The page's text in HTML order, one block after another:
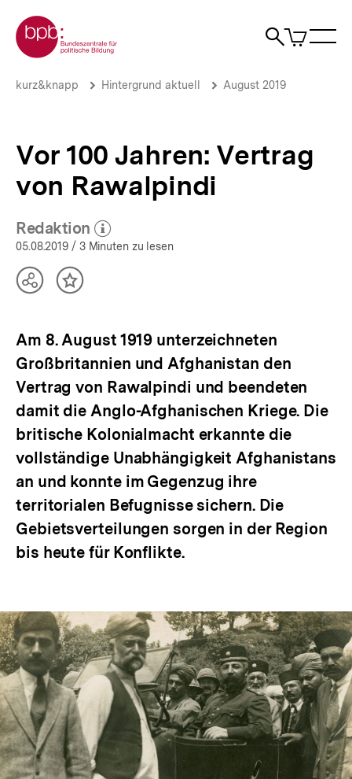
zum
Seiteninhalt
springen
Zur Startseite der bpb
Suche
Artikel
im
Vor
von
Rawalpindi
Hintergrund
bpb.de
Brotkrümelnavigation
Pfadnavigation
kurz&knapp Hintergrund aktuell August 2019
Vor 100 Jahren: Vertrag
von Rawalpindi
Redaktion
(Mehr zum Autor)
öffnen
05.08.2019 / 3 Minuten zu lesen
TeilenInhalt
Am 8. August 1919 unterzeichneten
Großbritannien und Afghanistan den
Vertrag von Rawalpindi und beendeten
damit die Anglo-Afghanischen Kriege. Die
britische Kolonialmacht erkannte die
vollständige Unabhängigkeit Afghanistans
an und konnte im Gegenzug ihre
territorialen Befugnisse sichern. Die
Gebietsverteilungen sorgen in der Region
bis heute für Konflikte.